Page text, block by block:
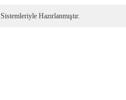
Sistemleriyle Hazırlanmıştır.